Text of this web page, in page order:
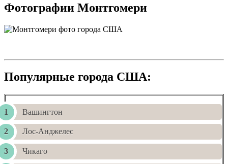
Фотографии Монтгомери
Популярные города США:
Вашингтон
Лос-Анджелес
Чикаго